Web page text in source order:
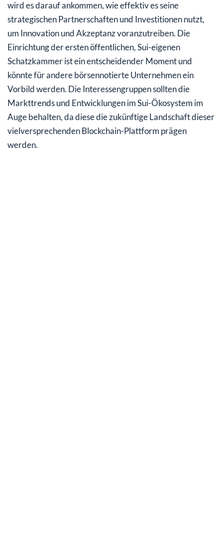
wird es darauf ankommen, wie effektiv es seine
strategischen Partnerschaften und Investitionen nutzt,
um Innovation und Akzeptanz voranzutreiben. Die
Einrichtung der ersten öffentlichen, Sui-eigenen
Schatzkammer ist ein entscheidender Moment und
könnte für andere börsennotierte Unternehmen ein
Vorbild werden. Die Interessengruppen sollten die
Markttrends und Entwicklungen im Sui-Ökosystem im
Auge behalten, da diese die zukünftige Landschaft dieser
vielversprechenden Blockchain-Plattform prägen
werden.